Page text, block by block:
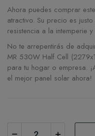
Ahora puedes comprar
atractivo. Su precio es
resistencia a la intemperie
No te arrepentirás de
MR 530W Half Cell
para tu hogar o empresa.
el mejor panel solar ahora!